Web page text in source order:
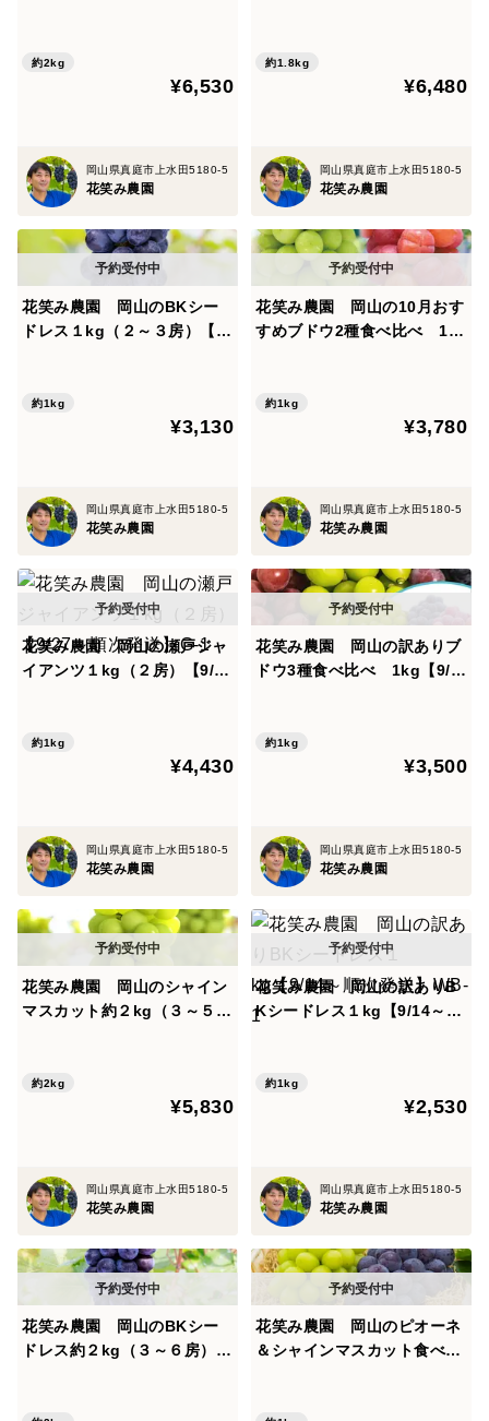
約2kg
¥6,530
岡山県真庭市上水田5180-5
花笑み農園
約1.8kg
¥6,480
岡山県真庭市上水田5180-5
花笑み農園
花笑み農園 岡山のBKシー
ドレス１kg（２～３房）【9/
約1kg
¥3,130
岡山県真庭市上水田5180-5
花笑み農園
花笑み農園 岡山の10月おす
すめブドウ2種食べ比べ 1k
約1kg
¥3,780
岡山県真庭市上水田5180-5
花笑み農園
花笑み農園 岡山の瀬戸ジャ
イアンツ１kg（２房）【9/27
約1kg
¥4,430
岡山県真庭市上水田5180-5
花笑み農園
花笑み農園 岡山の訳ありブ
ドウ3種食べ比べ 1kg【9/1
約1kg
¥3,500
岡山県真庭市上水田5180-5
花笑み農園
花笑み農園 岡山のシャイン
マスカット約２kg（３～５
約2kg
¥5,830
岡山県真庭市上水田5180-5
花笑み農園
花笑み農園 岡山の訳ありB
Kシードレス１kg【9/14～順
約1kg
¥2,530
岡山県真庭市上水田5180-5
花笑み農園
花笑み農園 岡山のBKシー
ドレス約２kg（３～６房）家
花笑み農園 岡山のピオーネ
＆シャインマスカット食べ比